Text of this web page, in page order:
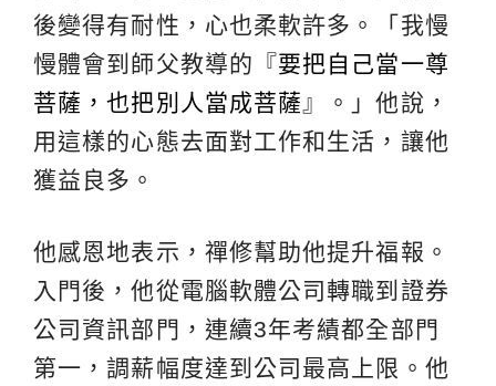
後變得有耐性，心也柔軟許多。「我慢
慢體會到師父教導的『要把自己當一尊
菩薩，也把別人當成菩薩 』。」他說，
用這樣的心態去面對工作和生活，讓他
獲益良多。
他感恩地表示，禪修幫助他提升福報。
入門後，他從電腦軟體公司轉職到證券
公司資訊部門，連續3年考績都全部門
第一，調薪幅度達到公司最高上限。他